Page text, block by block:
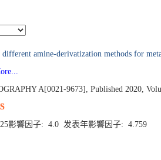
amine-derivatization methods for
A[0021-9673], Published 2020,
影響因子: 4.0 发表年影響因子: 4.759